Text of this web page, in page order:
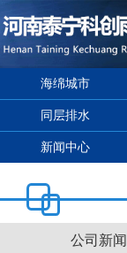
海绵城市
同层排水
新闻中心
公司新闻